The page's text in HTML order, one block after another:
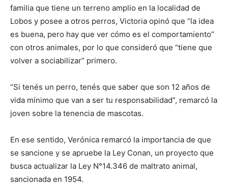
familia que tiene un terreno amplio en la localidad de
Lobos y posee a otros perros, Victoria opinó que “la idea
es buena, pero hay que ver cómo es el comportamiento”
con otros animales, por lo que consideró que “tiene que
volver a sociabilizar” primero.
“Si tenés un perro, tenés que saber que son 12 años de
vida mínimo que van a ser tu responsabilidad”, remarcó la
joven sobre la tenencia de mascotas.
En ese sentido, Verónica remarcó la importancia de que
se sancione y se apruebe la Ley Conan, un proyecto que
busca actualizar la Ley N°14.346 de maltrato animal,
sancionada en 1954.